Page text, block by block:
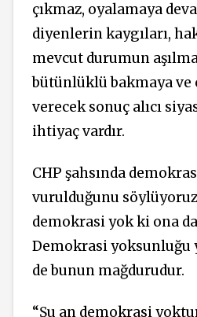
çıkmaz, oyalamaya
diyenlerin kaygıları,
mevcut durumun
bütünlüklü bakmaya ve
verecek sonuç alıcı
ihtiyaç vardır.
CHP şahsında
vurulduğunu
demokrasi yok ki ona
Demokrasi yoksunluğu
de bunun mağdurudur.
“Şu an demokrasi